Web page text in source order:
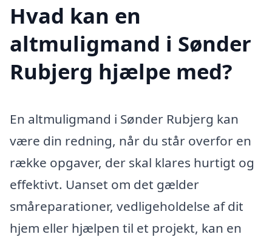
Hvad kan en
altmuligmand i Sønder
Rubjerg hjælpe med?
En altmuligmand i Sønder Rubjerg kan
være din redning, når du står overfor en
række opgaver, der skal klares hurtigt og
effektivt. Uanset om det gælder
småreparationer, vedligeholdelse af dit
hjem eller hjælpen til et projekt, kan en